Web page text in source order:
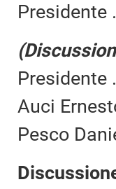
Presidente
Presidente
Auci
Pesco